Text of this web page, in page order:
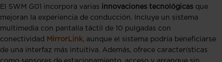
El SWM G01 incorpora varias innovaciones tecnológicas que
mejoran la experiencia de conducción. Incluye un sistema
multimedia con pantalla táctil de 10 pulgadas con
conectividad
MirrorLink, aunque el sistema podría beneficiarse
de una interfaz más intuitiva. Además, ofrece características